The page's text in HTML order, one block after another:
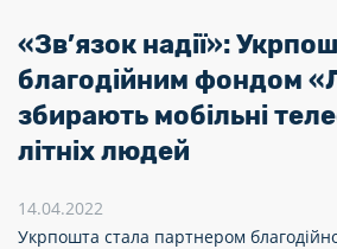
Відділення
Філателія
Кар’єра
Для бізнесу
«Зв’язок надії»:
благодійним фондом
збирають мобільні
літніх людей
14.04.2022
Укрпошта стала партнером